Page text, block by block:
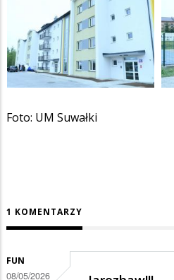
Foto: UM Suwałki
1 KOMENTARZY
FUN
08/05/2026